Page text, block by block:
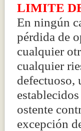
LIMITE
En ningún
pérdida de
cualquier
cualquier
defectuoso,
ostente
excepción